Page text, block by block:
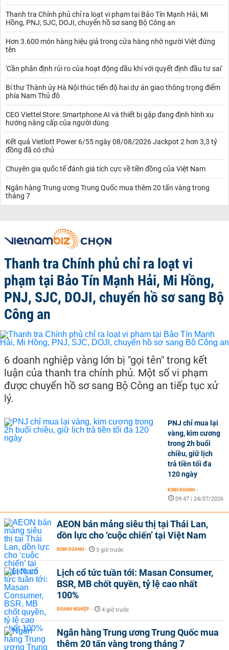
Thanh tra Chính phủ chỉ ra loạt vi phạm tại Bảo Tín Mạnh Hải, Mi
Hồng, PNJ, SJC, DOJI, chuyển hồ sơ sang Bộ Công an
Hơn 3.600 món hàng hiệu giả trong cửa hàng nhờ người Việt đứng
tên
'Cần phân định rủi ro của hoạt động dầu khí với quyết định đầu tư sai'
Bí thư Thành ủy Hà Nội thúc tiến độ hai dự án giao thông trọng điểm
phía Nam Thủ đô
CEO Viettel Store: Smartphone AI và thiết bị gập đang định hình xu
hướng nâng cấp của người dùng
Kết quả Vietlott Power 6/55 ngày 08/08/2026 Jackpot 2 hơn 3,3 tỷ
đồng đã có chủ
Chuyên gia quốc tế đánh giá tích cực về tiền đồng của Việt Nam
Ngân hàng Trung ương Trung Quốc mua thêm 20 tấn vàng trong
tháng 7
Thanh tra Chính phủ chỉ ra loạt vi
phạm tại Bảo Tín Mạnh Hải, Mi Hồng,
PNJ, SJC, DOJI, chuyển hồ sơ sang Bộ
Công an
6 doanh nghiệp vàng lớn bị "gọi tên" trong kết
luận của thanh tra chính phủ. Một số vi phạm
được chuyển hồ sơ sang Bộ Công an tiếp tục xử
lý.
PNJ chỉ mua lại
vàng, kim cương
trong 2h buổi
chiều, giữ lịch
trả tiền tối đa
120 ngày
KINH DOANH -
09:47 | 24/07/2026
AEON bán mảng siêu thị tại Thái Lan,
dồn lực cho ‘cuộc chiến’ tại Việt Nam
KINH DOANH - 3 giờ trước
Lịch cổ tức tuần tới: Masan Consumer,
BSR, MB chốt quyền, tỷ lệ cao nhất
100%
DOANH NGHIỆP - 4 giờ trước
Ngân hàng Trung ương Trung Quốc mua
thêm 20 tấn vàng trong tháng 7